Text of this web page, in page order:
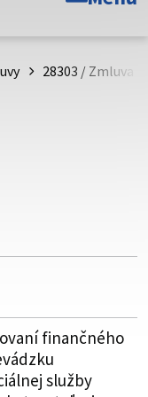
informácie iba
stránka
webového sídla.
28303 / Zmluva
finančného
služby